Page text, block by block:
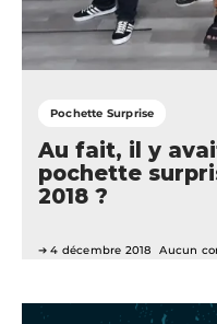
Pochette Surprise
Au fait, il y
pochette
2018 ?
4 décembre 2018 Aucun